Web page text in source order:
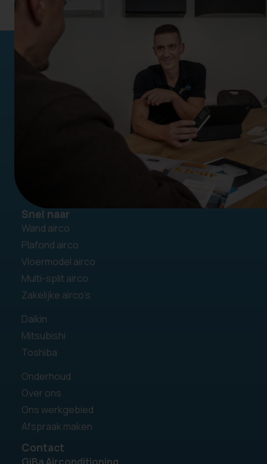
Contact
Snel naar
Wand airco
Plafond airco
Vloermodel airco
Multi-split airco
Zakelijke airco’s
Daikin
Mitsubishi
Toshiba
Onderhoud
Over ons
Ons werkgebied
Afspraak maken